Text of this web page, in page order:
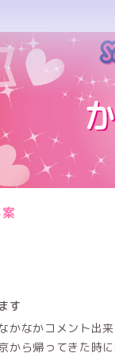
す
かなかコメント出
から帰ってきた時